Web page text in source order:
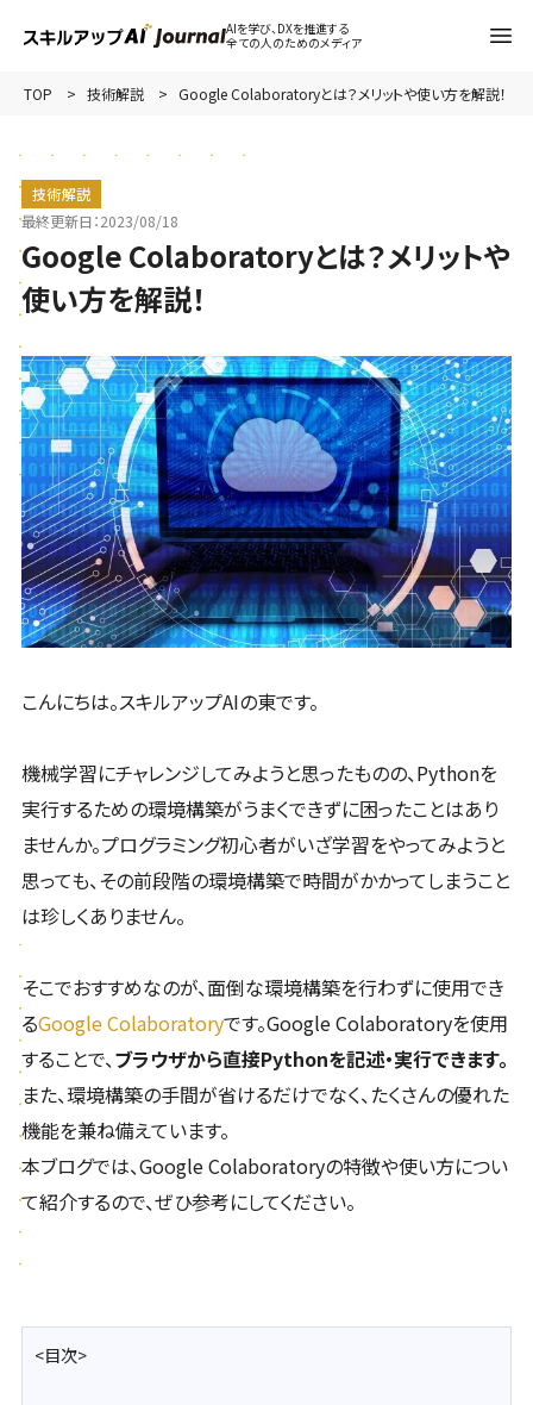
AIを学び、DXを推進する
全ての人のためのメディア
TOP 技術解説 Google Colaboratoryとは？メリットや使い方を解説！
技術解説
最終更新日：2023/08/18
Google Colaboratoryとは？メリットや
使い方を解説！
こんにちは。スキルアップAIの東です。
機械学習にチャレンジしてみようと思ったものの、Pythonを
実行するための環境構築がうまくできずに困ったことはあり
ませんか。プログラミング初心者がいざ学習をやってみようと
思っても、その前段階の環境構築で時間がかかってしまうこと
は珍しくありません。
そこでおすすめなのが、面倒な環境構築を行わずに使用でき
るGoogle Colaboratoryです。Google Colaboratoryを使用
することで、ブラウザから直接Pythonを記述・実行できます。
また、環境構築の手間が省けるだけでなく、たくさんの優れた
機能を兼ね備えています。
本ブログでは、Google Colaboratoryの特徴や使い方につい
て紹介するので、ぜひ参考にしてください。
<目次>